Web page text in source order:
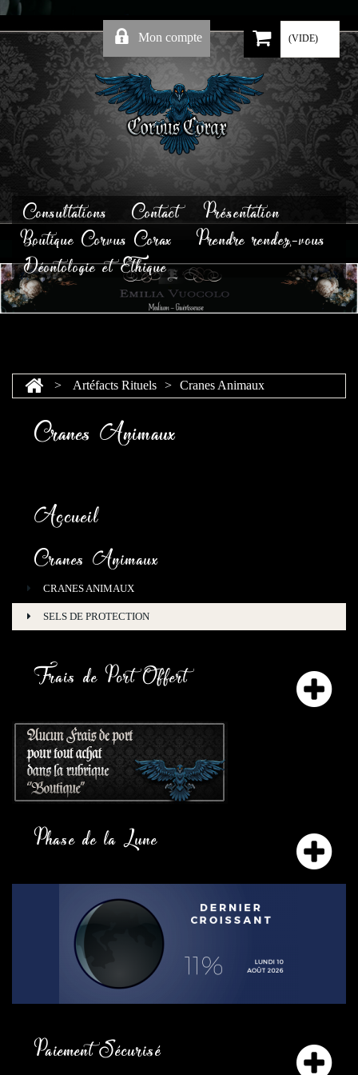
Mon compte (VIDE)
Consultations Contact
Présentation
Boutique Corvus Corax
Prendre rendez-vous
Déontologie et Ethique
> Artéfacts Rituels > Cranes Animaux
Cranes Animaux
Accueil
Cranes Animaux
CRANES ANIMAUX
SELS DE PROTECTION
Frais de Port Offert
Phase de la Lune
Paiement Sécurisé